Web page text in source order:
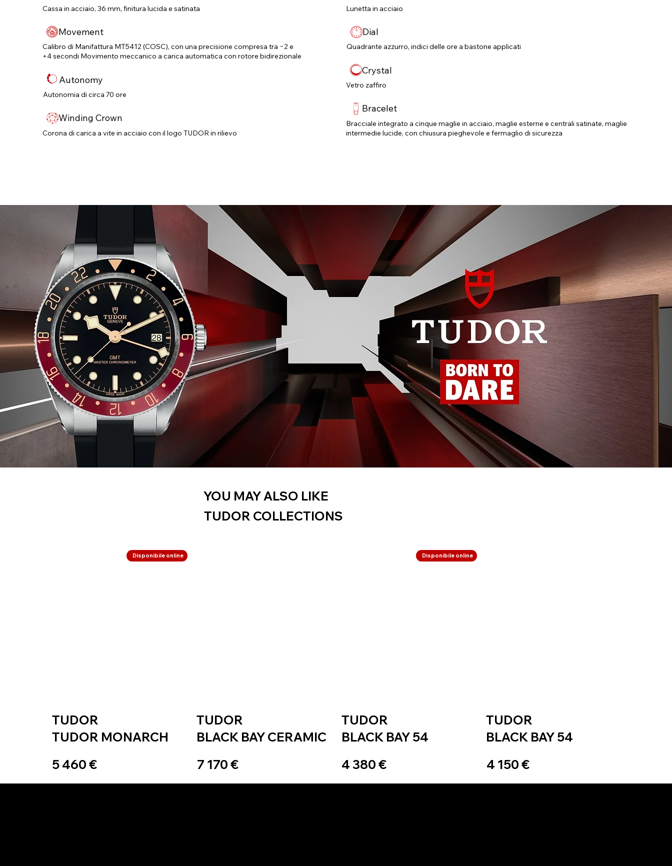
Cassa in acciaio, 36 mm, finitura lucida e satinata
Movement
Calibro di Manifattura MT5412 (COSC), con una precisione compresa tra −2 e
+4 secondi Movimento meccanico a carica automatica con rotore bidirezionale
Autonomy
Autonomia di circa 70 ore
Winding Crown
Corona di carica a vite in acciaio con il logo TUDOR in rilievo
Lunetta in acciaio
Dial
Quadrante azzurro, indici delle ore a bastone applicati
Crystal
Vetro zaffiro
Bracelet
Bracciale integrato a cinque maglie in acciaio, maglie esterne e centrali satinate, maglie
intermedie lucide, con chiusura pieghevole e fermaglio di sicurezza
TUDOR COLLECTIONS
YOU MAY ALSO LIKE
Disponibile online
TUDOR
TUDOR MONARCH
5 460 €
TUDOR
BLACK BAY CERAMIC
7 170 €
Disponibile online
TUDOR
BLACK BAY 54
4 380 €
TUDOR
BLACK BAY 54
4 150 €